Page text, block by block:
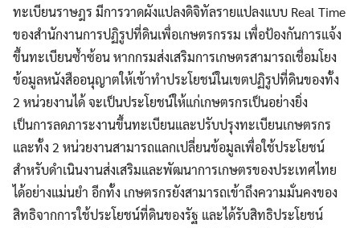
Search
for:
Search
ทะเบียนราษฎร มีการวาดผังแปลงดิจิทัลรายแปลงแบบ Real Time
ของสํานักงานการปฏิรูปที่ดินเพื่อเกษตรกรรม เพื่อป้องกันการแจ้ง
ขึ้นทะเบียนซ้ำซ้อน หากกรมส่งเสริมการเกษตรสามารถเชื่อมโยง
ข้อมูลหนังสืออนุญาตให้เข้าทําประโยชน์ในเขตปฏิรูปที่ดินของทั้ง
2 หน่วยงานได้ จะเป็นประโยชน์ให้แก่เกษตรกรเป็นอย่างยิ่ง
เป็นการลดภาระงานขึ้นทะเบียนและปรับปรุงทะเบียนเกษตรกร
และทั้ง 2 หน่วยงานสามารถแลกเปลี่ยนข้อมูลเพื่อใช้ประโยชน์
สําหรับดําเนินงานส่งเสริมและพัฒนาการเกษตรของประเทศไทย
ได้อย่างแม่นยํา อีกทั้ง เกษตรกรยังสามารถเข้าถึงความมั่นคงของ
สิทธิจากการใช้ประโยชน์ที่ดินของรัฐ และได้รับสิทธิประโยชน์